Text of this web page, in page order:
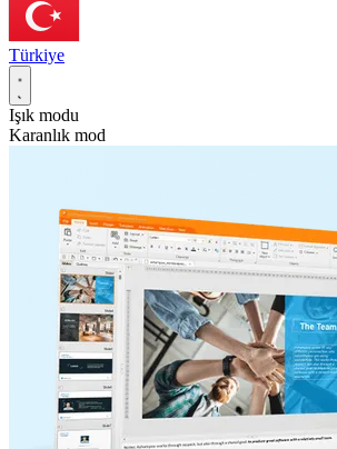
Türkiye
Işık modu
Karanlık mod